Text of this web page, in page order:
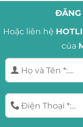
ĐĂNG
Hoặc liên hệ
của